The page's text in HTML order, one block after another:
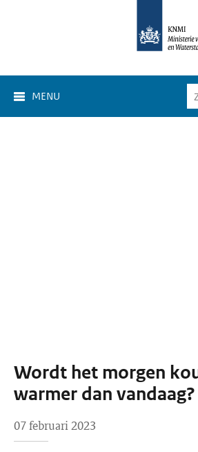
MENU
Wordt het morgen
warmer dan vandaag?
07 februari 2023